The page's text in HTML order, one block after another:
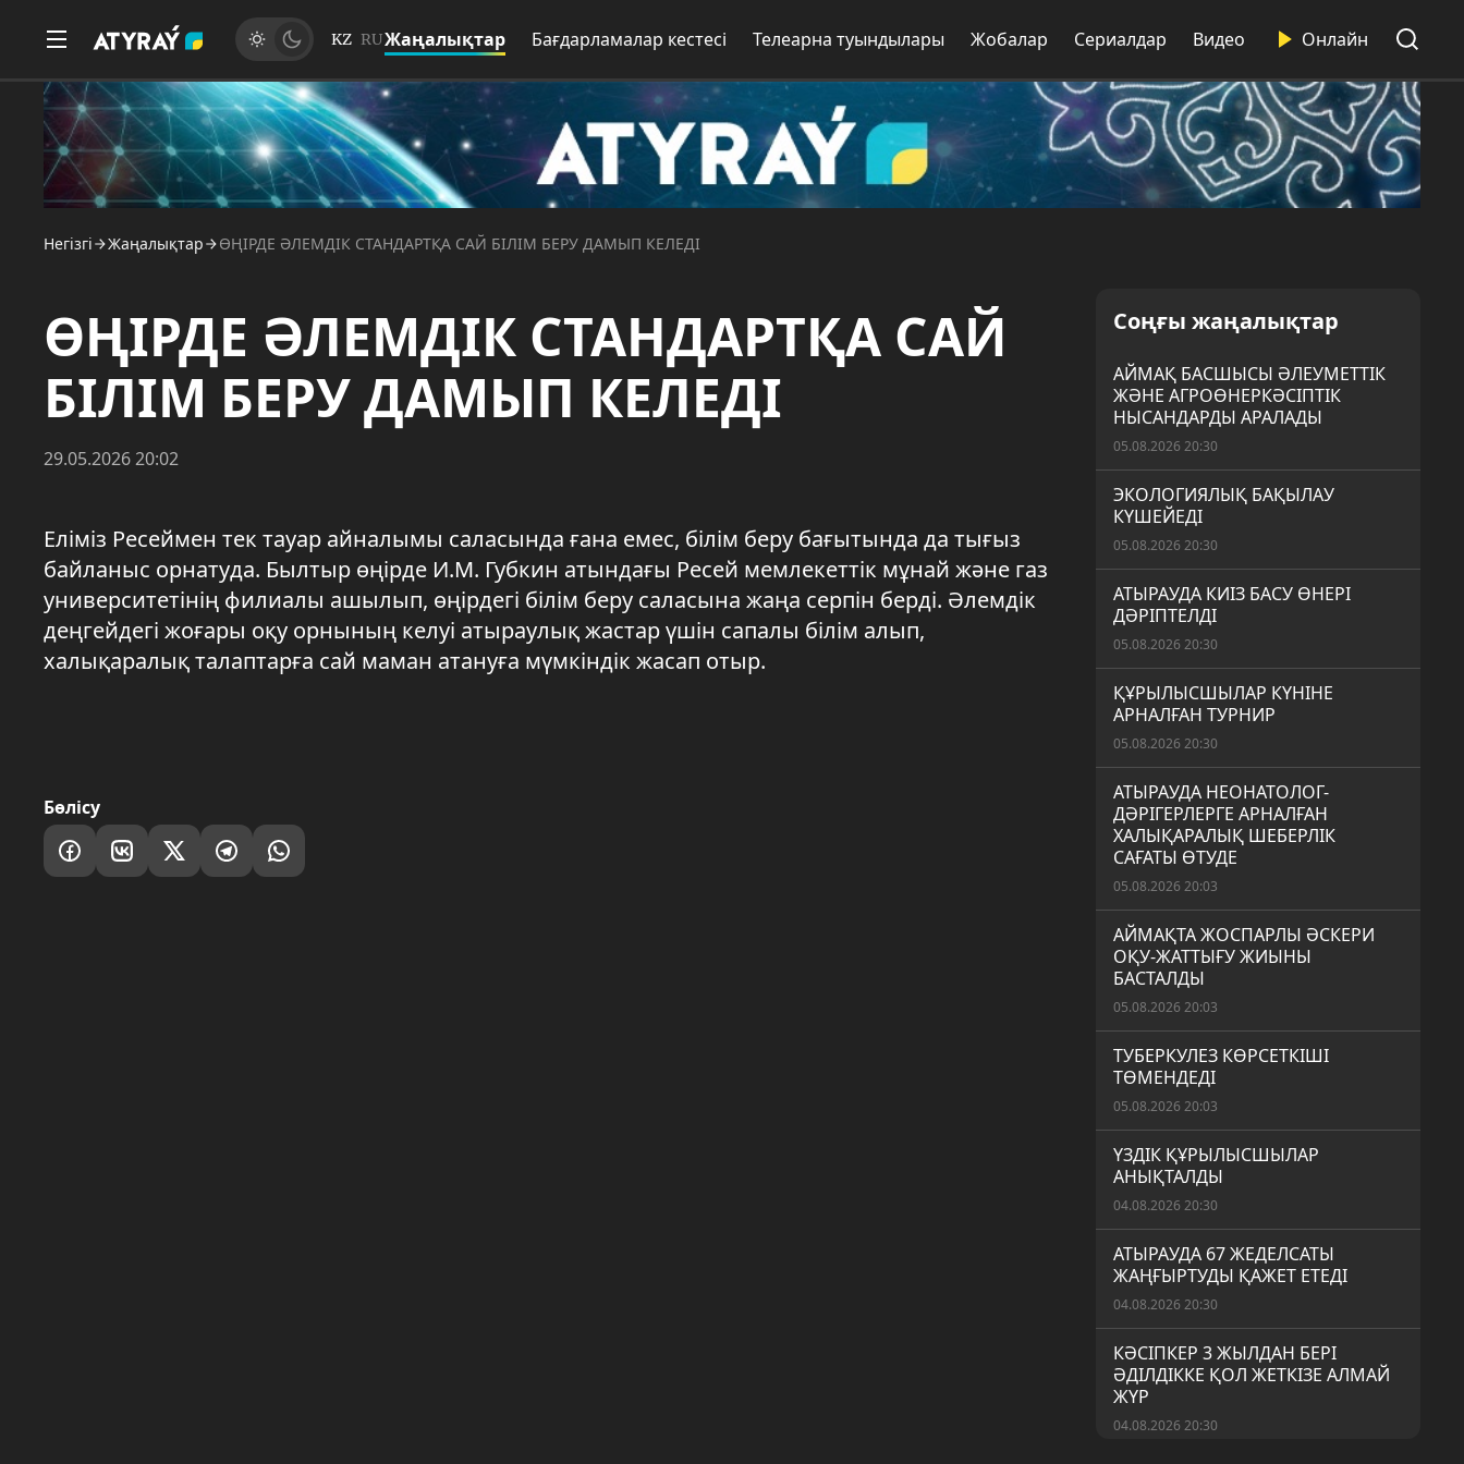
KZ RUЖаңалықтар Бағдарламалар кестесі Телеарна туындылары Жобалар Сериалдар Видео Онлайн
Негізгі Жаңалықтар ӨҢІРДЕ ӘЛЕМДІК СТАНДАРТҚА САЙ БІЛІМ БЕРУ ДАМЫП КЕЛЕДІ
ӨҢІРДЕ ӘЛЕМДІК СТАНДАРТҚА САЙ
БІЛІМ БЕРУ ДАМЫП КЕЛЕДІ
29.05.2026 20:02
Еліміз Ресеймен тек тауар айналымы саласында ғана емес, білім беру бағытында да тығыз
байланыс орнатуда. Былтыр өңірде И.М. Губкин атындағы Ресей мемлекеттік мұнай және газ
университетінің филиалы ашылып, өңірдегі білім беру саласына жаңа серпін берді. Әлемдік
деңгейдегі жоғары оқу орнының келуі атыраулық жастар үшін сапалы білім алып,
халықаралық талаптарға сай маман атануға мүмкіндік жасап отыр.
Бөлісу
Соңғы жаңалықтар
АЙМАҚ БАСШЫСЫ ӘЛЕУМЕТТІК
ЖӘНЕ АГРОӨНЕРКӘСІПТІК
НЫСАНДАРДЫ АРАЛАДЫ
05.08.2026 20:30
ЭКОЛОГИЯЛЫҚ БАҚЫЛАУ
КҮШЕЙЕДІ
05.08.2026 20:30
АТЫРАУДА КИІЗ БАСУ ӨНЕРІ
ДӘРІПТЕЛДІ
05.08.2026 20:30
ҚҰРЫЛЫСШЫЛАР КҮНІНЕ
АРНАЛҒАН ТУРНИР
05.08.2026 20:30
АТЫРАУДА НЕОНАТОЛОГ-
ДӘРІГЕРЛЕРГЕ АРНАЛҒАН
ХАЛЫҚАРАЛЫҚ ШЕБЕРЛІК
САҒАТЫ ӨТУДЕ
05.08.2026 20:03
АЙМАҚТА ЖОСПАРЛЫ ӘСКЕРИ
ОҚУ-ЖАТТЫҒУ ЖИЫНЫ
БАСТАЛДЫ
05.08.2026 20:03
ТУБЕРКУЛЕЗ КӨРСЕТКІШІ
ТӨМЕНДЕДІ
05.08.2026 20:03
ҮЗДІК ҚҰРЫЛЫСШЫЛАР
АНЫҚТАЛДЫ
04.08.2026 20:30
АТЫРАУДА 67 ЖЕДЕЛСАТЫ
ЖАҢҒЫРТУДЫ ҚАЖЕТ ЕТЕДІ
04.08.2026 20:30
КӘСІПКЕР 3 ЖЫЛДАН БЕРІ
ӘДІЛДІККЕ ҚОЛ ЖЕТКІЗЕ АЛМАЙ
ЖҮР
04.08.2026 20:30